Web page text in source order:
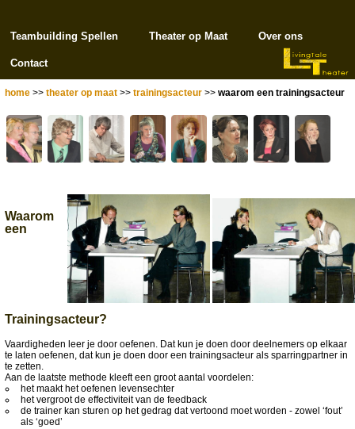
Teambuilding Spellen Theater op Maat Over ons
Contact
home >> theater op maat >> trainingsacteur >> waarom een trainingsacteur
Waarom
een
Trainingsacteur?
Vaardigheden leer je door oefenen. Dat kun je doen door deelnemers op elkaar
te laten oefenen, dat kun je doen door een trainingsacteur als sparringpartner in
te zetten.
Aan de laatste methode kleeft een groot aantal voordelen:
het maakt het oefenen levensechter
het vergroot de effectiviteit van de feedback
de trainer kan sturen op het gedrag dat vertoond moet worden - zowel ‘fout’
als ‘goed’